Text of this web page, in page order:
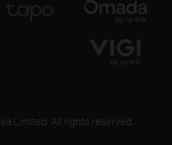
Limited. All rights reserved.